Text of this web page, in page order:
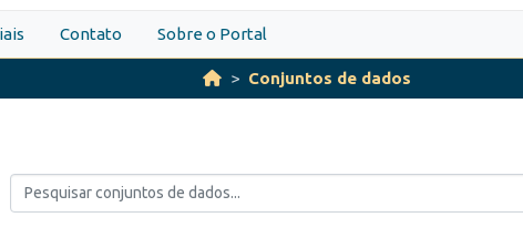
Contato Sobre o Portal
Conjuntos de dados